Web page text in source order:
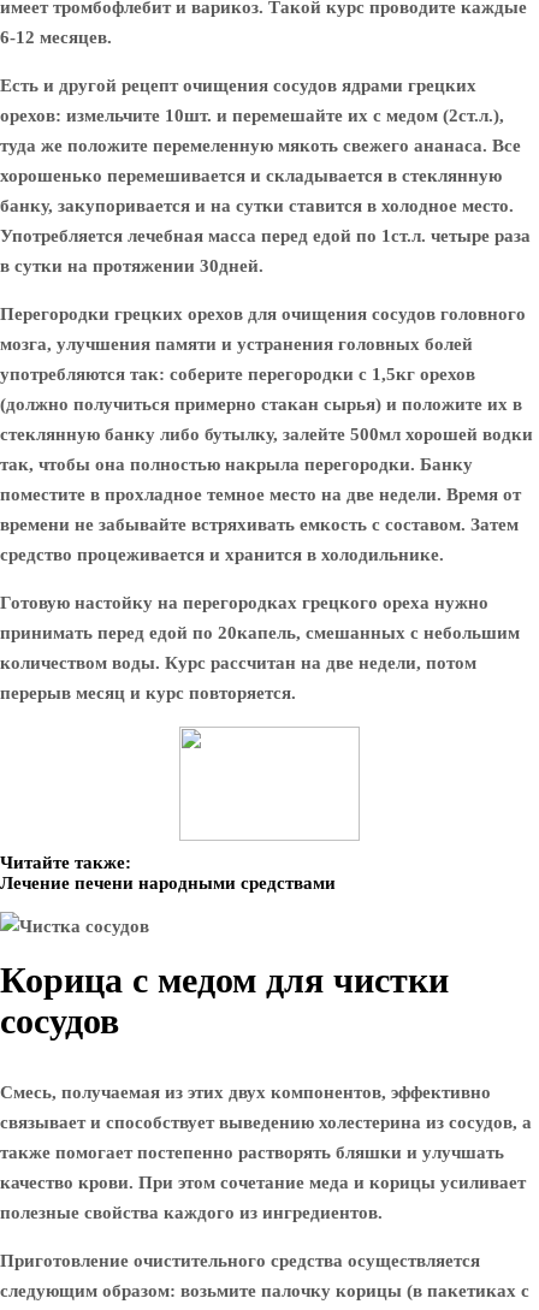
имеет тромбофлебит и варикоз. Такой курс проводите каждые
6-12 месяцев.
Есть и другой рецепт очищения сосудов ядрами грецких
орехов: измельчите 10шт. и перемешайте их с медом (2ст.л.),
туда же положите перемеленную мякоть свежего ананаса. Все
хорошенько перемешивается и складывается в стеклянную
банку, закупоривается и на сутки ставится в холодное место.
Употребляется лечебная масса перед едой по 1ст.л. четыре раза
в сутки на протяжении 30дней.
Перегородки грецких орехов для очищения сосудов головного
мозга, улучшения памяти и устранения головных болей
употребляются так: соберите перегородки с 1,5кг орехов
(должно получиться примерно стакан сырья) и положите их в
стеклянную банку либо бутылку, залейте 500мл хорошей водки
так, чтобы она полностью накрыла перегородки. Банку
поместите в прохладное темное место на две недели. Время от
времени не забывайте встряхивать емкость с составом. Затем
средство процеживается и хранится в холодильнике.
Готовую настойку на перегородках грецкого ореха нужно
принимать перед едой по 20капель, смешанных с небольшим
количеством воды. Курс рассчитан на две недели, потом
перерыв месяц и курс повторяется.
Читайте также:
Лечение печени народными средствами
Корица с медом для чистки
сосудов
Смесь, получаемая из этих двух компонентов, эффективно
связывает и способствует выведению холестерина из сосудов, а
также помогает постепенно растворять бляшки и улучшать
качество крови. При этом сочетание меда и корицы усиливает
полезные свойства каждого из ингредиентов.
Приготовление очистительного средства осуществляется
следующим образом: возьмите палочку корицы (в пакетиках с